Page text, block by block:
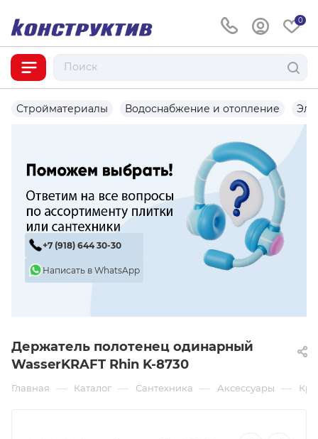
0
Стройматериалы Водоснабжение и отопление
+7 (918) 644 30-30
Написать в WhatsApp
Держатель полотенец одинарный
WasserKRAFT Rhin K-8730
Главная — Каталог — Сантехника — Аксессуары —